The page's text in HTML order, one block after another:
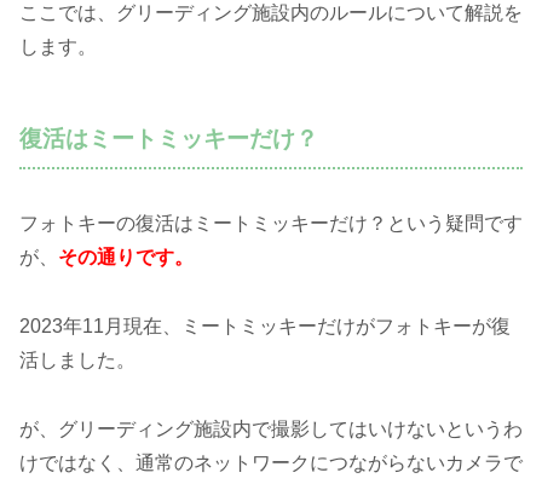
ここでは、グリーディング施設内のルールについて解説を
します。
復活はミートミッキーだけ？
フォトキーの復活はミートミッキーだけ？という疑問です
が、 その通りです。
2023年11月現在、ミートミッキーだけがフォトキーが復
活しました。
が、グリーディング施設内で撮影してはいけないというわ
けではなく、通常のネットワークにつながらないカメラで